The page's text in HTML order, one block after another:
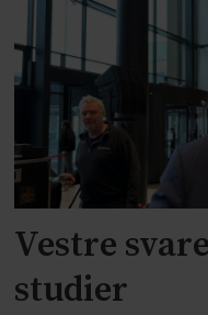
Vestre
studier